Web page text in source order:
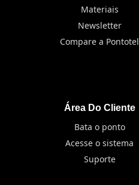
Materiais
Newsletter
Compare a Pontotel
Área Do Cliente
Bata o ponto
Acesse o sistema
Suporte